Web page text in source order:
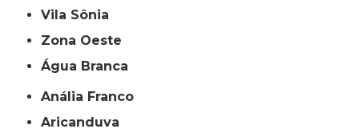
Vila Sônia
Zona Oeste
Água Branca
Anália Franco
Aricanduva